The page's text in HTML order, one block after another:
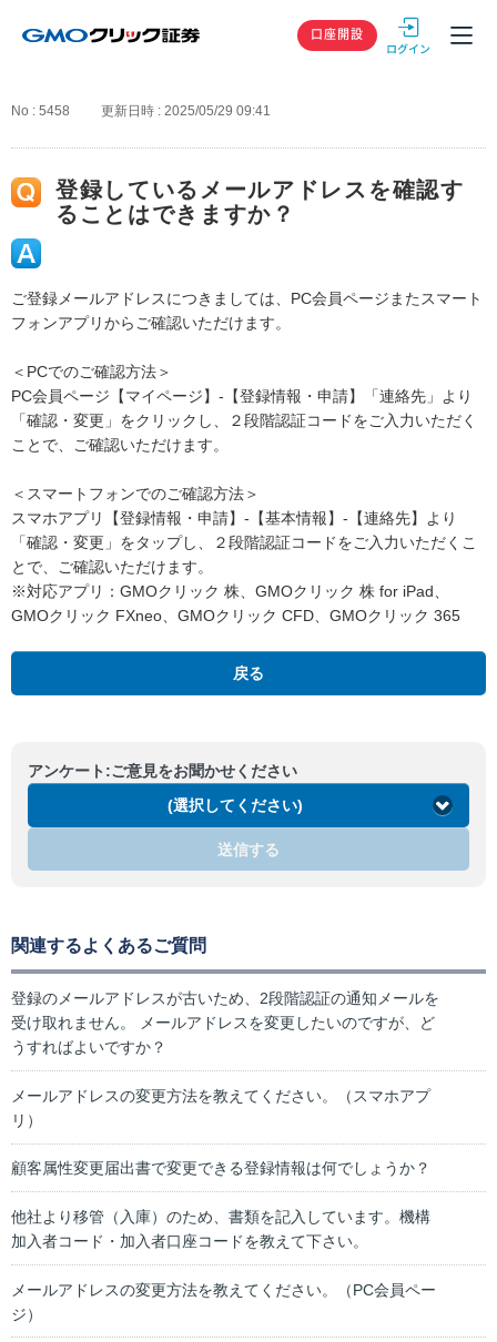
GMOクリック
口座開設
No : 5458 更新日時 : 2025/05/29 09:41
登録しているメールアドレスを確認す
ることはできますか？
ご登録メールアドレスにつきましては、PC会員ページまたスマート
フォンアプリからご確認いただけます。
＜PCでのご確認方法＞
PC会員ページ【マイページ】-【登録情報・申請】「連絡先」より
「確認・変更」をクリックし、２段階認証コードをご入力いただく
ことで、ご確認いただけます。
＜スマートフォンでのご確認方法＞
スマホアプリ【登録情報・申請】-【基本情報】-【連絡先】より
「確認・変更」をタップし、２段階認証コードをご入力いただくこ
とで、ご確認いただけます。
※対応アプリ：GMOクリック 株、GMOクリック 株 for iPad、
GMOクリック FXneo、GMOクリック CFD、GMOクリック 365
戻る
アンケート:ご意見をお聞かせください
(選択してください)
送信する
関連するよくあるご質問
登録のメールアドレスが古いため、2段階認証の通知メールを
受け取れません。 メールアドレスを変更したいのですが、ど
うすればよいですか？
メールアドレスの変更方法を教えてください。（スマホアプ
リ）
顧客属性変更届出書で変更できる登録情報は何でしょうか？
他社より移管（入庫）のため、書類を記入しています。機構
加入者コード・加入者口座コードを教えて下さい。
メールアドレスの変更方法を教えてください。（PC会員ペー
ジ）